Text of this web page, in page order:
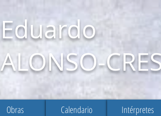
Eduardo
ALONSO-
Obras Calendario Intérpretes